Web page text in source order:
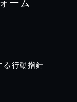
ーム
る行動指針